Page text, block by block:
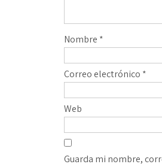
Nombre *
Correo electrónico *
Web
Guarda mi nombre,